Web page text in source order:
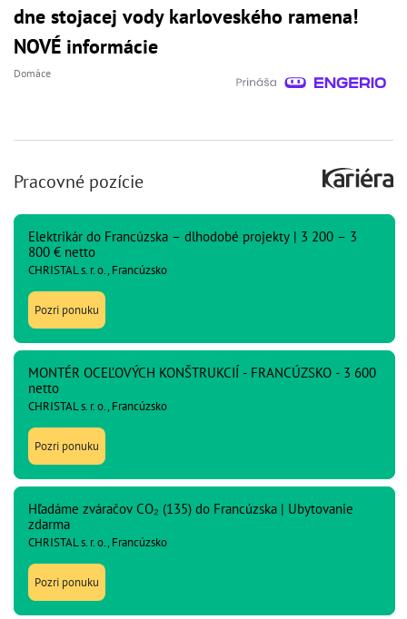
dne stojacej vody karloveského ramena!
NOVÉ informácie
Domáce
Pracovné pozície
Elektrikár do Francúzska – dlhodobé projekty | 3 200 – 3
800 € netto
CHRISTAL s. r. o., Francúzsko
Pozri ponuku
MONTÉR OCEĽOVÝCH KONŠTRUKCIÍ - FRANCÚZSKO - 3 600
netto
CHRISTAL s. r. o., Francúzsko
Pozri ponuku
Hľadáme zváračov CO₂ (135) do Francúzska | Ubytovanie
zdarma
CHRISTAL s. r. o., Francúzsko
Pozri ponuku